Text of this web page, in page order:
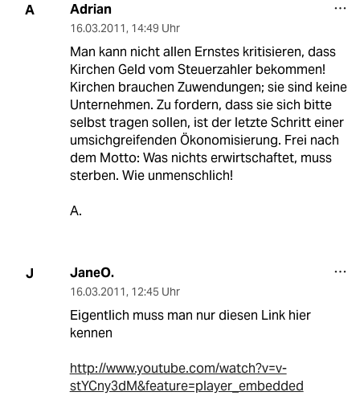
A Adrian
16.03.2011, 14:49 Uhr
Man kann nicht allen Ernstes kritisieren, dass
Kirchen Geld vom Steuerzahler bekommen!
Kirchen brauchen Zuwendungen; sie sind keine
Unternehmen. Zu fordern, dass sie sich bitte
selbst tragen sollen, ist der letzte Schritt einer
umsichgreifenden Ökonomisierung. Frei nach
dem Motto: Was nichts erwirtschaftet, muss
sterben. Wie unmenschlich!
A.
J JaneO.
16.03.2011, 12:45 Uhr
Eigentlich muss man nur diesen Link hier
kennen
http://www.youtube.com/watch?v=v-
stYCny3dM&feature=player_embedded